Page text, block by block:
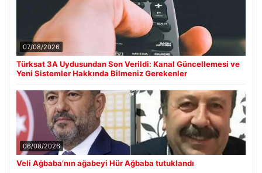
07/08/2026
Türksat 3A Uydusundan Son Verildi: Kanal Güncellemesi ve
Yeni Sistemler Hakkında Bilmeniz Gerekenler
06/08/2026
Veli Ağbaba’nın ağabeyi Hür Ağbaba tutuklandı